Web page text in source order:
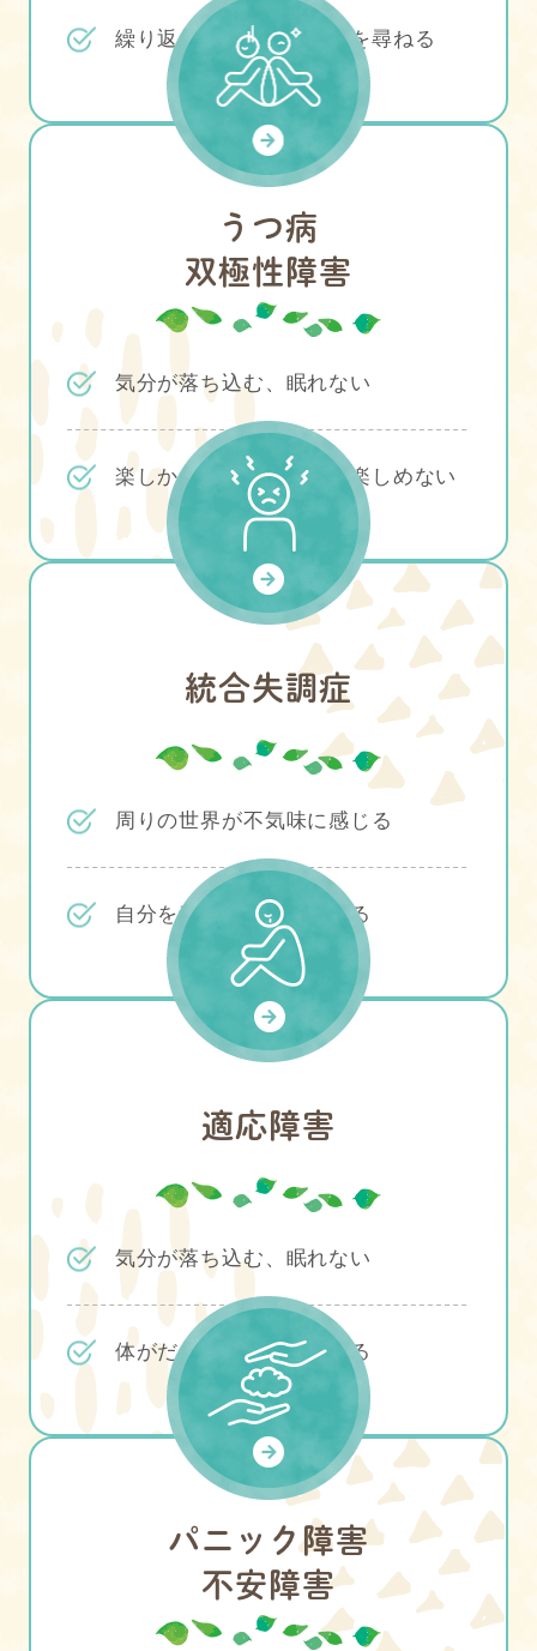
繰り返し何度も同じことを尋ねる
うつ病
双極性障害
気分が落ち込む、眠れない
楽しかったはずのことが楽しめない
統合失調症
周りの世界が不気味に感じる
自分を責める声が聴こえる
適応障害
気分が落ち込む、眠れない
体がだるい、いらいらする
パニック障害
不安障害